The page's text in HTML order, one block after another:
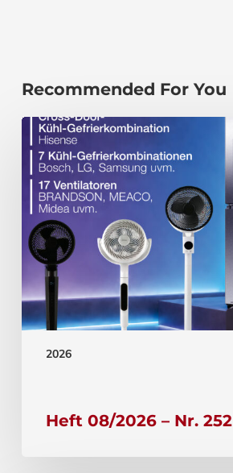
Recommended For You
2026
Heft 08/2026 – Nr. 252